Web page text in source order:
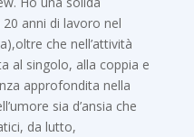
anni di lavoro nel
che nell’attività
al singolo, alla coppia e
approfondita nella
sia d’ansia che
da lutto,